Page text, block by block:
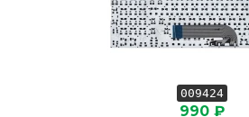
009424
990 ₽